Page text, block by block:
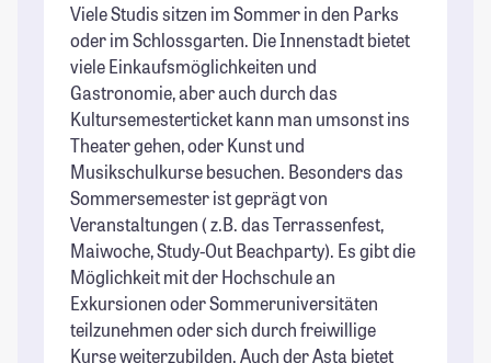
Viele Studis sitzen im Sommer in den Parks
oder im Schlossgarten. Die Innenstadt bietet
viele Einkaufsmöglichkeiten und
Gastronomie, aber auch durch das
Kultursemesterticket kann man umsonst ins
Theater gehen, oder Kunst und
Musikschulkurse besuchen. Besonders das
Sommersemester ist geprägt von
Veranstaltungen ( z.B. das Terrassenfest,
Maiwoche, Study-Out Beachparty). Es gibt die
Möglichkeit mit der Hochschule an
Exkursionen oder Sommeruniversitäten
teilzunehmen oder sich durch freiwillige
Kurse weiterzubilden. Auch der Asta bietet